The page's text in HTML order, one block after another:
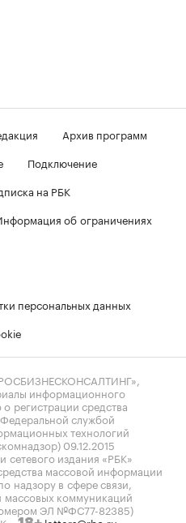
Архив программ
Подключение
на РБК
об ограничениях
персональных данных
информационного
о регистрации средства
службой
технологий
09.12.2015
издания «РБК»
массовой информации
надзору в сфере связи,
коммуникаций
ЭЛ №ФС77-82385)